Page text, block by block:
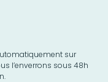
sur
l’enverrons sous 48h